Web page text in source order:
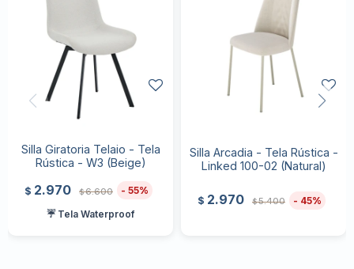
Silla Giratoria Telaio - Tela
Rústica - W3 (Beige)
$ 2.970 $6.600
55
☔ Tela Waterproof
Silla Arcadia - Tela Rústica -
Linked 100-02 (Natural)
$ 2.970 $5.400 45